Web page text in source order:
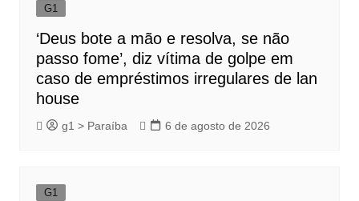
G1
‘Deus bote a mão e resolva, se não
passo fome’, diz vítima de golpe em
caso de empréstimos irregulares de lan
house
g1 > Paraíba 6 de agosto de 2026
G1